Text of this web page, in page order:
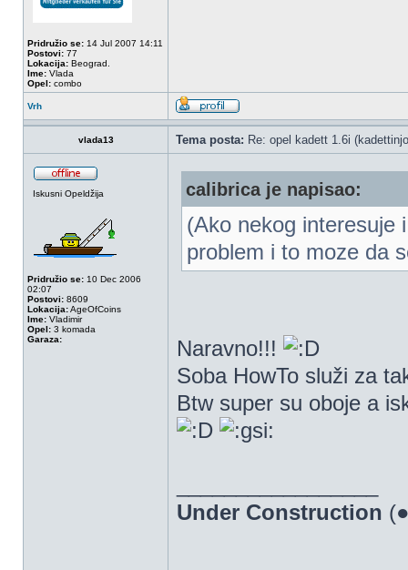
Pridružio se: 14 Jul 2007 14:11
Postovi: 77
Lokacija: Beograd.
Ime: Vlada
Opel: combo
Vrh
vlada13 Tema posta: Re: opel kadett 1.6i
Iskusni Opeldžija
Pridružio se: 10 Dec 2006
02:07
Postovi: 8609
Lokacija:AgeOfCoins
Ime: Vladimir
Opel: 3 komada
Garaza:
calibrica je napisao:
(Ako nekog interesuje
problem i to moze da
Naravno!!!
Soba HowTo služi za
Btw super su oboje a
Under Construction